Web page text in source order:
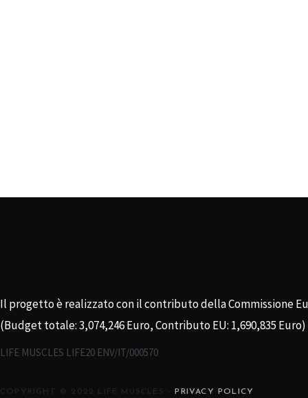
Il progetto è realizzato con il contributo della Commissione
(Budget totale: 3,074,246 Euro, Contributo EU: 1,690,835 Euro)
LIFE MUSCLES LIFE20 ENV/IT/000570
PRIVACY POLICY